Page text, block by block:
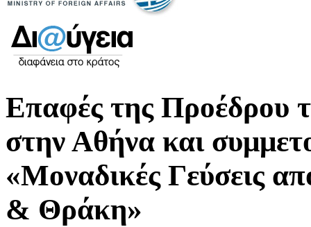
Επαφές της Προέδρου
στην Αθήνα και
«Μοναδικές Γεύσεις
& Θράκη»